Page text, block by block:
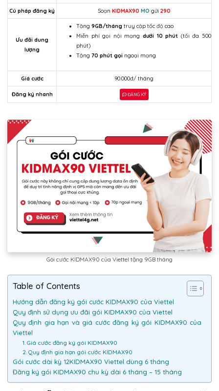
Cú pháp đăng ký Soạn KIDMAX90 MO gửi 290
Ưu đãi dung
lượng
Tặng 9GB/tháng truy cập tốc độ cao
Miễn phí gọi nội mạng dưới 10 phút (tối đa 500
phút)
Tặng 70 phút gọi ngoại mạng
Giá cước 90.000đ/ tháng
Đăng ký nhanh ĐĂNG KÝ
Gói cước KIDMAX90 của Viettel tặng 9GB tháng
Table of Contents
Hướng dẫn đăng ký gói cước KIDMAX90 của Viettel
Quy định sử dụng ưu đãi gói KIDMAX90 của Viettel
Quy định gia hạn và giá cước đăng ký gói KIDMAX90 của
Viettel
1. Giá cước đăng ký gói KIDMAX90
2. Quy định gia hạn gói cước KIDMAX90
Gói cước dài kỳ 12KIDMAX90 Viettel dùng 6 tháng
Đăng ký gói KIDMAX90 chu kỳ dài 6 tháng – 15 tháng